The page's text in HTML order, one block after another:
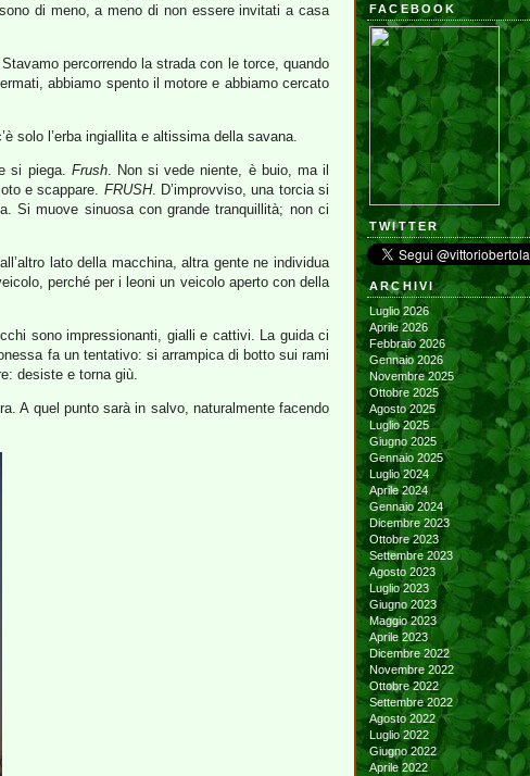
di meno, a meno di non essere invitati a casa
percorrendo la strada con le torce, quando
abbiamo spento il motore e abbiamo cercato
solo l’erba ingiallita e altissima della savana.
si piega. Frush. Non si vede niente, è buio, ma il
e scappare. FRUSH. D’improvviso, una torcia si
Si muove sinuosa con grande tranquillità; non ci
lato della macchina, altra gente ne individua
perché per i leoni un veicolo aperto con della
sono impressionanti, gialli e cattivi. La guida ci
fa un tentativo: si arrampica di botto sui rami
desiste e torna giù.
A quel punto sarà in salvo, naturalmente facendo
FACEBOOK
TWITTER
ARCHIVI
Luglio 2026
Aprile 2026
Febbraio 2026
Gennaio 2026
Novembre 2025
Ottobre 2025
Agosto 2025
Luglio 2025
Giugno 2025
Gennaio 2025
Luglio 2024
Aprile 2024
Gennaio 2024
Dicembre 2023
Ottobre 2023
Settembre 2023
Agosto 2023
Luglio 2023
Giugno 2023
Maggio 2023
Aprile 2023
Dicembre 2022
Novembre 2022
Ottobre 2022
Settembre 2022
Agosto 2022
Luglio 2022
Giugno 2022
Aprile 2022